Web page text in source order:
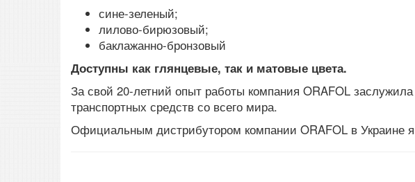
сине-зеленый;
лилово-бирюзовый;
баклажанно-бронзовый
Доступны как глянцевые, так и матовые цвета.
За свой 20-летний опыт работы компания ORAFOL
транспортных средств со всего мира.
Официальным дистрибутором компании ORAFOL в Украине